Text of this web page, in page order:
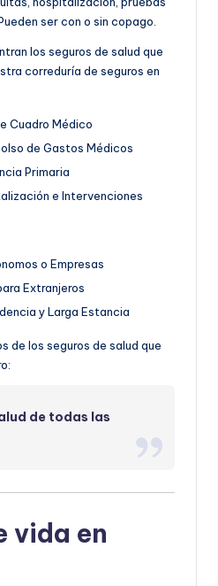
ser con o sin copago.
los seguros de salud que
correduría de seguros en
Cuadro Médico
de Gastos Médicos
Primaria
e Intervenciones
o Empresas
Extranjeros
y Larga Estancia
de los seguros de salud que
de todas las
vida en